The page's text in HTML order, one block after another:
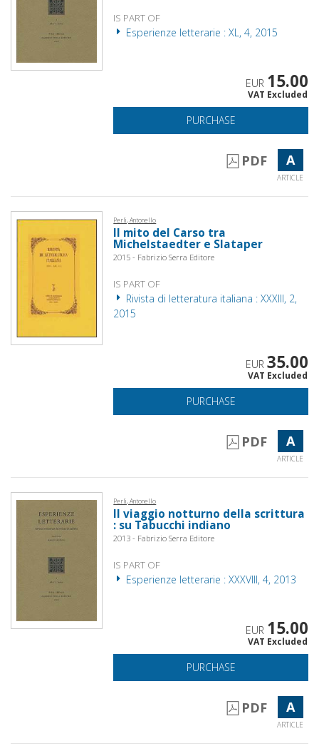
IS PART OF
Esperienze letterarie : XL, 4, 2015
EUR 15.00
VAT Excluded
PURCHASE
PDF A
ARTICLE
Perli, Antonello
Il mito del Carso tra
Michelstaedter e Slataper
2015 - Fabrizio Serra Editore
IS PART OF
Rivista di letteratura italiana : XXXIII, 2,
2015
EUR 35.00
VAT Excluded
PURCHASE
PDF A
ARTICLE
Perli, Antonello
Il viaggio notturno della scrittura
: su Tabucchi indiano
2013 - Fabrizio Serra Editore
IS PART OF
Esperienze letterarie : XXXVIII, 4, 2013
EUR 15.00
VAT Excluded
PURCHASE
PDF A
ARTICLE